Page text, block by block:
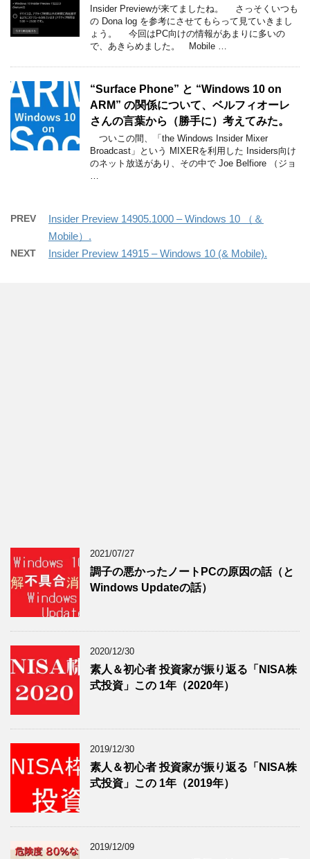
Insider Previewが来てましたね。 さっそくいつも
の Dona log を参考にさせてもらって見ていきまし
ょう。 今回はPC向けの情報があまりに多いの
で、あきらめました。 Mobile …
“Surface Phone” と “Windows 10 on
ARM” の関係について、ベルフィオーレ
さんの言葉から（勝手に）考えてみた。
ついこの間、「the Windows Insider Mixer
Broadcast」という MIXERを利用した Insiders向け
のネット放送があり、その中で Joe Belfiore （ジョ
PREV
Insider Preview 14905.1000 – Windows 10 （＆
Mobile）.
NEXT Insider Preview 14915 – Windows 10 (& Mobile).
2021/07/27
調子の悪かったノートPCの原因の話（と
Windows Updateの話）
2020/12/30
素人＆初心者 投資家が振り返る「NISA株
式投資」この 1年（2020年）
2019/12/30
素人＆初心者 投資家が振り返る「NISA株
式投資」この 1年（2019年）
2019/12/09